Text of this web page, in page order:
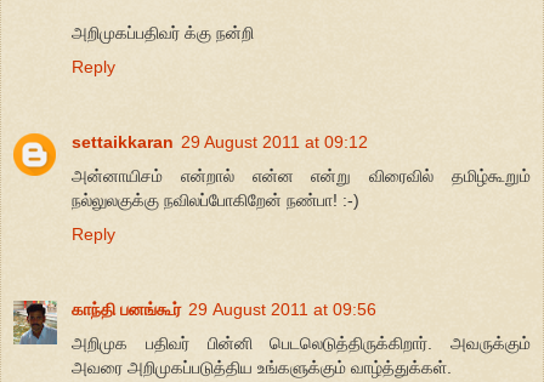
அறிமுகப்பதிவர் க்கு நன்றி
Reply
settaikkaran 29 August 2011 at 09:12
அன்னாயிசம் என்றால் என்ன என்று விரைவில் தமிழ்கூறும்
நல்லுலகுக்கு நவிலப்போகிறேன் நண்பா! :-)
Reply
காந்தி பனங்கூர் 29 August 2011 at 09:56
அறிமுக பதிவர் பின்னி பெடலெடுத்திருக்கிறார். அவருக்கும்
அவரை அறிமுகப்படுத்திய உங்களுக்கும் வாழ்த்துக்கள்.